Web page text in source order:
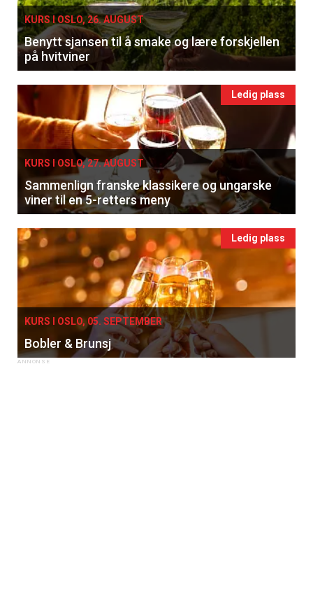
KURS I OSLO, 26. AUGUST
Benytt sjansen til å smake og lære forskjellen
på hvitviner
Ledig plass
KURS I OSLO, 27. AUGUST
Sammenlign franske klassikere og ungarske
viner til en 5-retters meny
Ledig plass
KURS I OSLO, 05. SEPTEMBER
Bobler & Brunsj